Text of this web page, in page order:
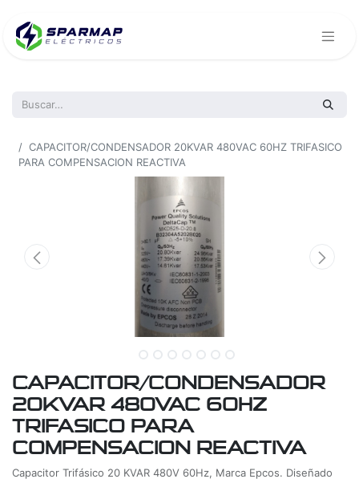
CAPACITOR/CONDENSADOR 20KVAR 480VAC 60HZ TRIFASICO
PARA COMPENSACION REACTIVA
CAPACITOR/CONDENSADOR
20KVAR 480VAC 60HZ
TRIFASICO PARA
COMPENSACION REACTIVA
Capacitor Trifásico 20 KVAR 480V 60Hz, Marca Epcos. Diseñado